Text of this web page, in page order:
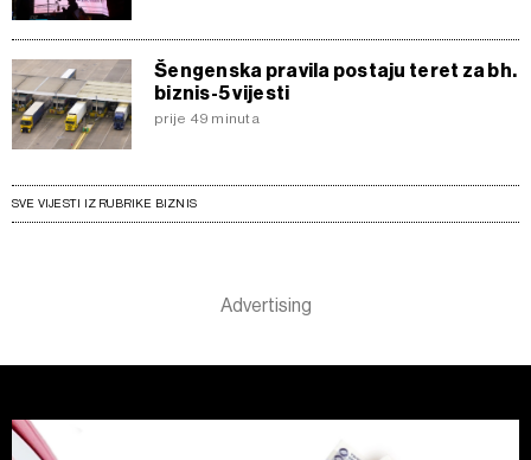
Šengenska pravila postaju teret za bh.
biznis-5 vijesti
prije 49 minuta
SVE VIJESTI IZ RUBRIKE BIZNIS